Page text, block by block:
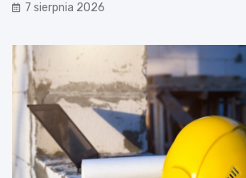
7 sierpnia 2026